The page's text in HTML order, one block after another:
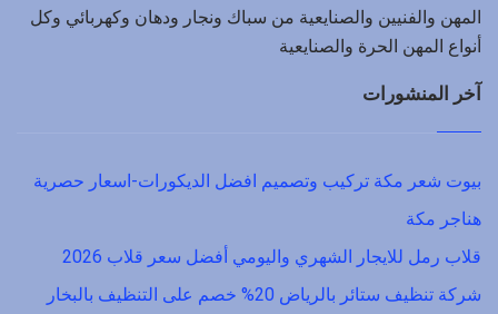
المهن والفنيين والصنايعية من سباك ونجار ودهان وكهربائي وكل
أنواع المهن الحرة والصنايعية
آخر المنشورات
بيوت شعر مكة تركيب وتصميم افضل الديكورات-اسعار حصرية
هناجر مكة
قلاب رمل للايجار الشهري واليومي أفضل سعر قلاب 2026
شركة تنظيف ستائر بالرياض 20% خصم على التنظيف بالبخار